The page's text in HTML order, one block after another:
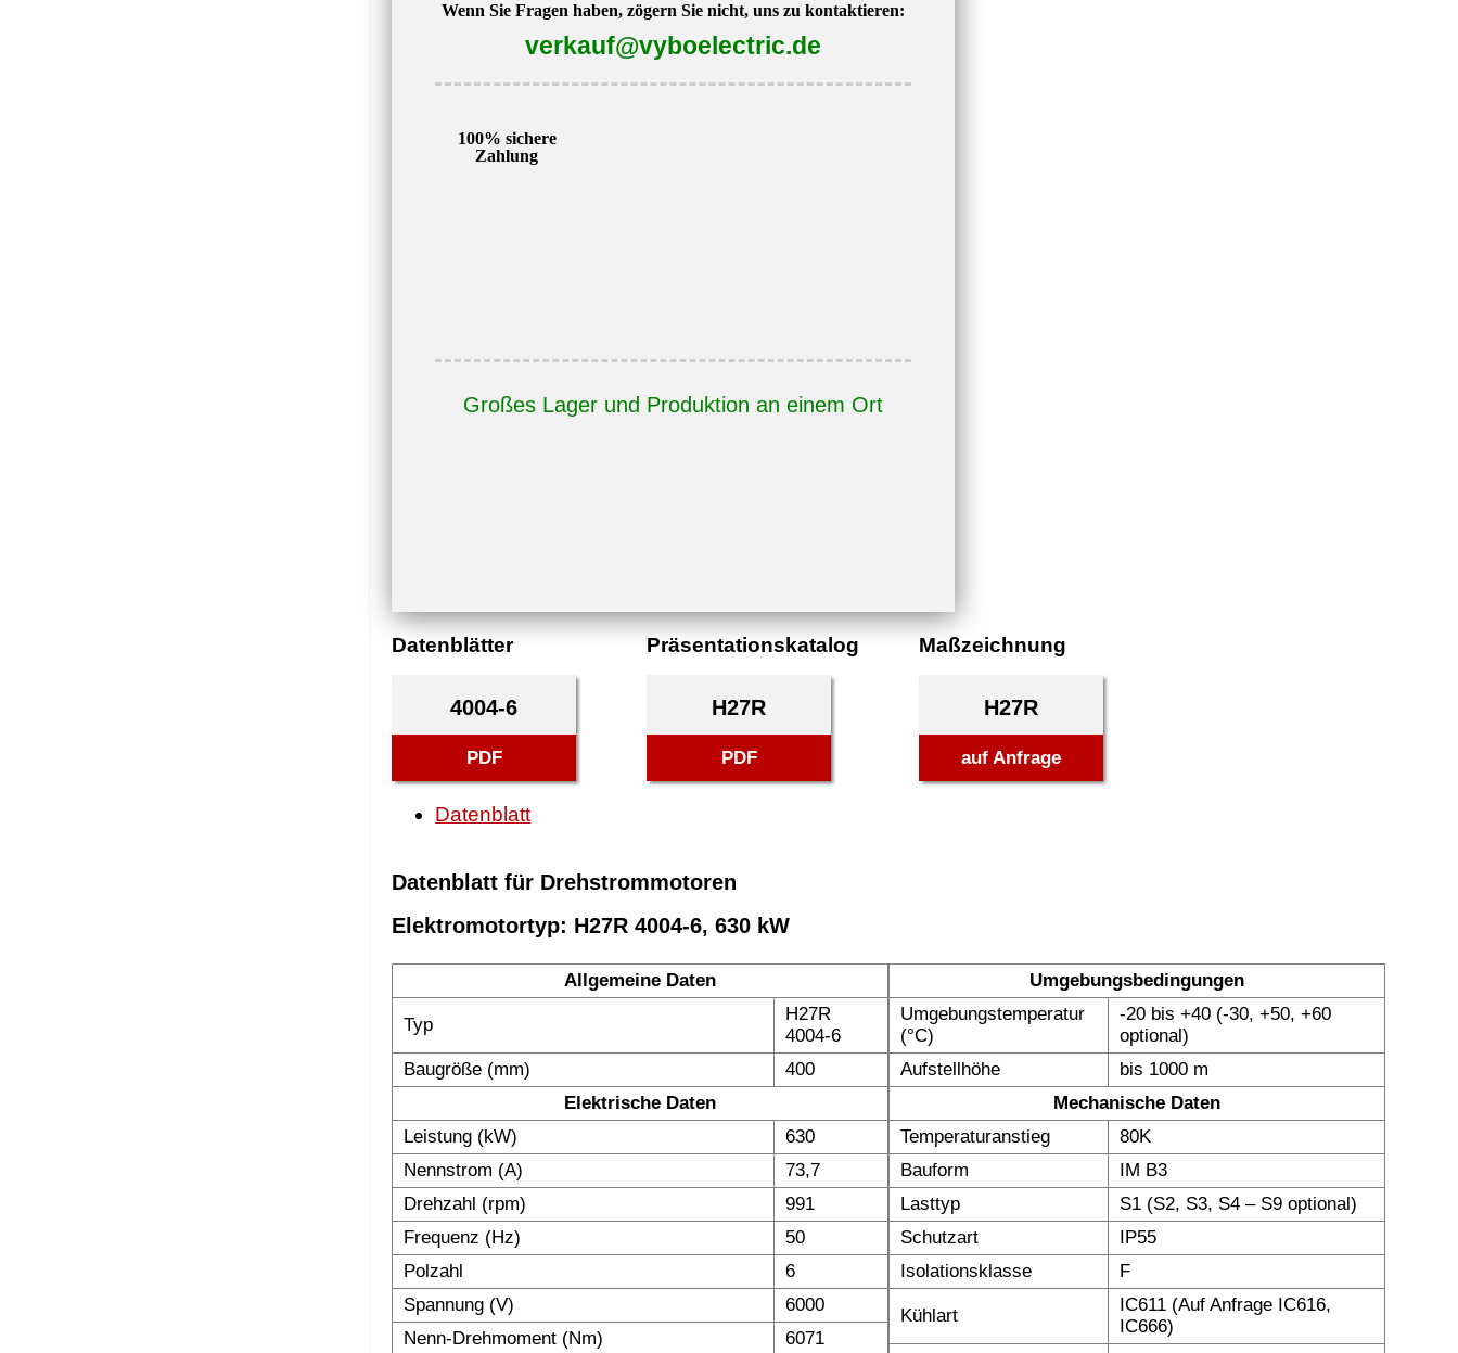
Wenn Sie Fragen haben, zögern Sie nicht, uns zu kontaktieren:
verkauf@vyboelectric.de
100% sichere
Zahlung
Großes Lager und Produktion an einem Ort
Datenblätter
4004-6
PDF
Präsentationskatalog
H27R
PDF
Maßzeichnung
H27R
auf Anfrage
Datenblatt
Datenblatt für Drehstrommotoren
Elektromotortyp: H27R 4004-6, 630 kW
Allgemeine Daten
Typ
H27R
4004-6
Baugröße (mm)
400
Elektrische Daten
Leistung (kW)
630
Nennstrom (A)
73,7
Drehzahl (rpm)
991
Frequenz (Hz)
50
Polzahl
6
Spannung (V)
6000
Nenn-Drehmoment (Nm)
6071
Umgebungsbedingungen
Umgebungstemperatur
(°C)
-20 bis +40 (-30, +50, +60
optional)
Aufstellhöhe
bis 1000 m
Mechanische Daten
Temperaturanstieg
80K
Bauform
IM B3
Lasttyp
S1 (S2, S3, S4 – S9 optional)
Schutzart
IP55
Isolationsklasse
F
Kühlart
IC611 (Auf Anfrage IC616,
IC666)